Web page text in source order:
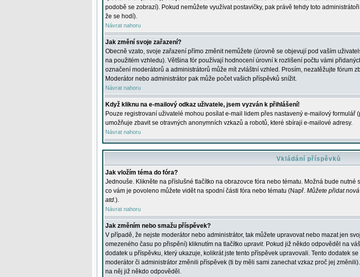
podobě se zobrazí). Pokud nemůžete využívat postavičky, pak právě tehdy toto
že se hodí).
Návrat nahoru
Jak změní svoje zařazení?
Obecně vzato, svoje zařazení přímo změnit nemůžete (úrovně se objevují pod vaším
na použitém vzhledu). Většina fór používají hodnocení úrovní k rozlišení počtu vámi
označení moderátorů a administrátorů může mít zvláštní vzhled. Prosím, nezatěžujte fórum
Moderátor nebo administrátor pak může počet vašich příspěvků snížit.
Návrat nahoru
Když kliknu na e-mailový odkaz uživatele, jsem vyzván k přihlášení!
Pouze registrovaní uživatelé mohou posílat e-mail lidem přes nastavený e-mailový formulář
umožňuje zbavit se otravných anonymních vzkazů a robotů, které sbírají e-mailové adresy.
Návrat nahoru
Vkládání příspěvků
Jak vložím téma do fóra?
Jednouše. Klikněte na příslušné tlačítko na obrazovce fóra nebo tématu. Možná bude nutné
co vám je povoleno můžete vidět na spodní části fóra nebo tématu (Např. Můžete přidat
atd.).
Návrat nahoru
Jak změním nebo smažu příspěvek?
V případě, že nejste moderátor nebo administrátor, tak můžete upravovat nebo mazat jen
omezeného času po přispění) kliknutím na tlačítko upravit. Pokud již někdo odpověděl na
dodatek u příspěvku, který ukazuje, kolikrát jste tento příspěvek upravovali. Tento dodatek
moderátor či administrátor změnili příspěvek (ti by měli sami zanechat vzkaz proč jej
na něj již někdo odpověděl.